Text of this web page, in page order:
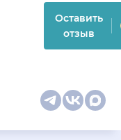
Оставить
отзыв